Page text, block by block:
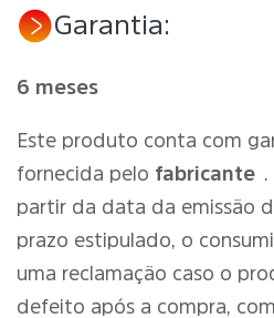
Garantia:
6 meses
Este produto conta com
fornecida pelo fabricante .
partir da data da emissão
prazo estipulado, o
uma reclamação caso o
defeito após a compra,